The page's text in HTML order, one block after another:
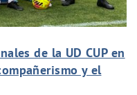
de la UD CUP en
y el